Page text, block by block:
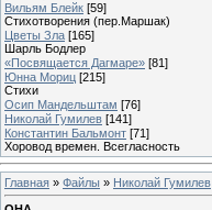
Вильям Блейк [59]
Стихотворения (пер.Маршак)
Цветы Зла [165]
Шарль Бодлер
«Посвящается Дагмаре» [81]
Юнна Мориц [215]
Стихи
Осип Мандельштам [76]
Николай Гумилев [141]
Константин Бальмонт [71]
Хоровод времен. Всегласность
Главная » Файлы » Николай Гумилев